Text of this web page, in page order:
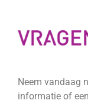
Neem vandaag
informatie of